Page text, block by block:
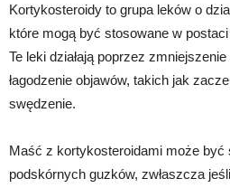
Kortykosteroidy to grupa leków o
które mogą być stosowane w
Te leki działają poprzez
łagodzenie objawów, takich jak
swędzenie.
Maść z kortykosteroidami może być
podskórnych guzków, zwłaszcza